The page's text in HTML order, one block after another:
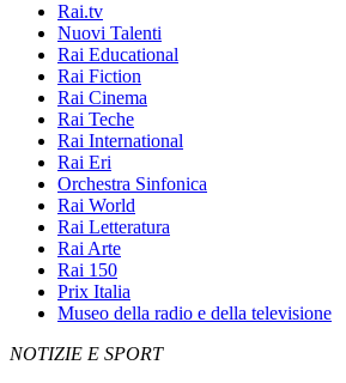
Rai.tv
Nuovi Talenti
Rai Educational
Rai Fiction
Rai Cinema
Rai Teche
Rai International
Rai Eri
Orchestra Sinfonica
Rai World
Rai Letteratura
Rai Arte
Rai 150
Prix Italia
Museo della radio e della televisione
NOTIZIE E SPORT